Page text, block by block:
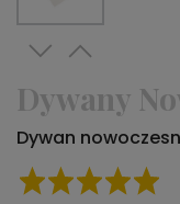
Dywany
Dywan